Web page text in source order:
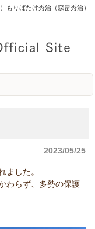
もりばたけ秀治（森畠秀治）
2023/05/25
ました。
わらず、多勢の保護